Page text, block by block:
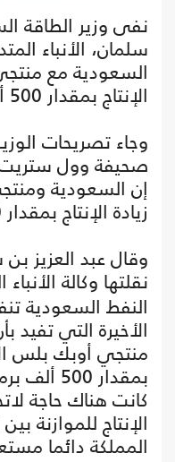
نفى وزير الطاقة
سلمان، الأنباء
السعودية مع
الإنتاج بمقدار 500 ألف برميل يوميا.
وجاء تصريحات
صحيفة وول ستريت
إن السعودية
زيادة الإنتاج بمقدار 500 ألف برميل يوميا.
وقال عبد العزيز
نقلتها وكالة
النفط السعودية
الأخيرة التي تفيد
منتجي أوبك بلس
بمقدار
كانت هناك حاجة
الإنتاج
المملكة دائما